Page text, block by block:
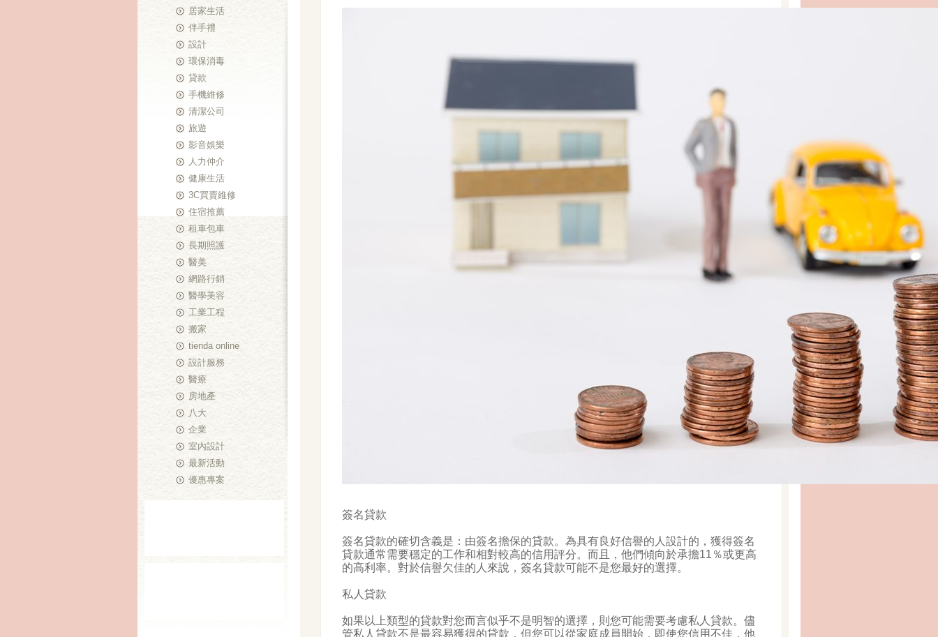
居家生活
伴手禮
設計
環保消毒
貸款
手機維修
清潔公司
旅遊
影音娛樂
人力仲介
健康生活
3C買賣維修
住宿推薦
租車包車
長期照護
醫美
網路行銷
醫學美容
工業工程
搬家
tienda online
設計服務
醫療
房地產
八大
企業
室內設計
最新活動
優惠專案
簽名貸款
簽名貸款的確切含義是：由簽名擔保的貸款。為具有良好信譽的人設計的，獲得簽名
貸款通常需要穩定的工作和相對較高的信用評分。而且，他們傾向於承擔11％或更高
的高利率。對於信譽欠佳的人來說，簽名貸款可能不是您最好的選擇。
私人貸款
如果以上類型的貸款對您而言似乎不是明智的選擇，則您可能需要考慮私人貸款。儘
管私人貸款不是最容易獲得的貸款，但您可以從家庭成員開始，即使您信用不佳，他